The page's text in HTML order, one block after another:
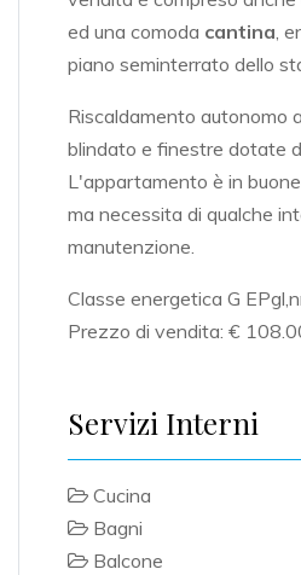
ed una comoda cantina,
piano seminterrato dello
Riscaldamento autonomo
blindato e finestre dotate
L'appartamento è in
ma necessita di qualche
manutenzione.
Classe energetica G
Prezzo di vendita: €
Servizi Interni
Cucina
Bagni
Balcone